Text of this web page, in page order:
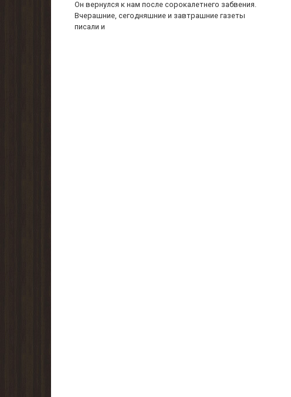
Он вернулся к нам после сорокалетнего забвения.
Вчерашние, сегодняшние и завтрашние газеты
писали и